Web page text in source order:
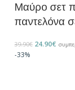
Μαύρο σετ
παντελόνα
39.90€ 24.90€
-33%